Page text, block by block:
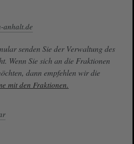
anhalt.de
senden Sie der Verwaltung des
Wenn Sie sich an die Fraktionen
dann empfehlen wir die
mit den Fraktionen.